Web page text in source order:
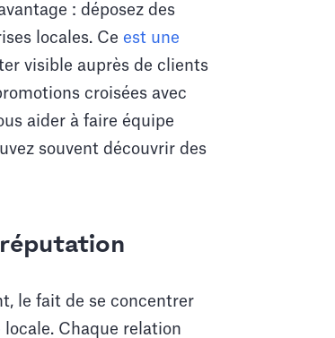
: déposez des
locales. Ce est une
visible auprès de clients
croisées avec
aider à faire équipe
souvent découvrir des
le fait de se concentrer
Chaque relation